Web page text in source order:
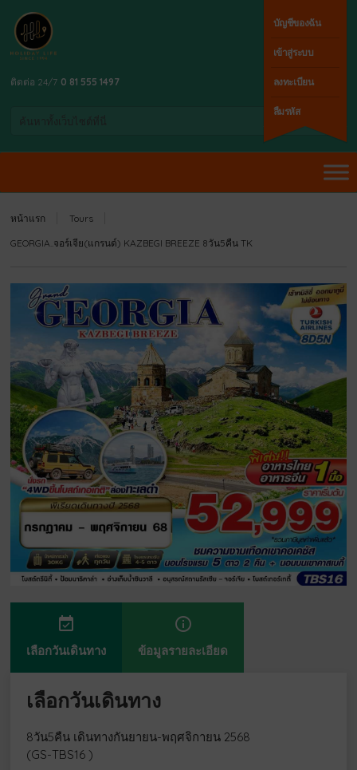
บัญชีของฉัน
เข้าสู่ระบบ
ลงทะเบียน
ลืมรหัส
ติดต่อ 24/7 0 81 555 1497
หน้าแรก Tours
GEORGIA..จอร์เจีย(แกรนด์) KAZBEGI BREEZE 8วัน5คืน TK
event_available
เลือกวันเดินทาง
info_outline
ข้อมูลรายละเอียด
เลือกวันเดินทาง
8วัน5คืน เดินทางกันยายน-พฤศจิกายน 2568
(GS-TBS16 )